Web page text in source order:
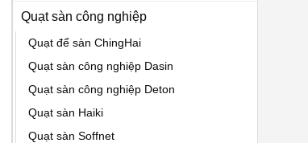
Quạt sàn công nghiệp
Quạt để sàn ChingHai
Quạt sàn công nghiệp Dasin
Quạt sàn công nghiệp Deton
Quạt sàn Haiki
Quạt sàn Soffnet